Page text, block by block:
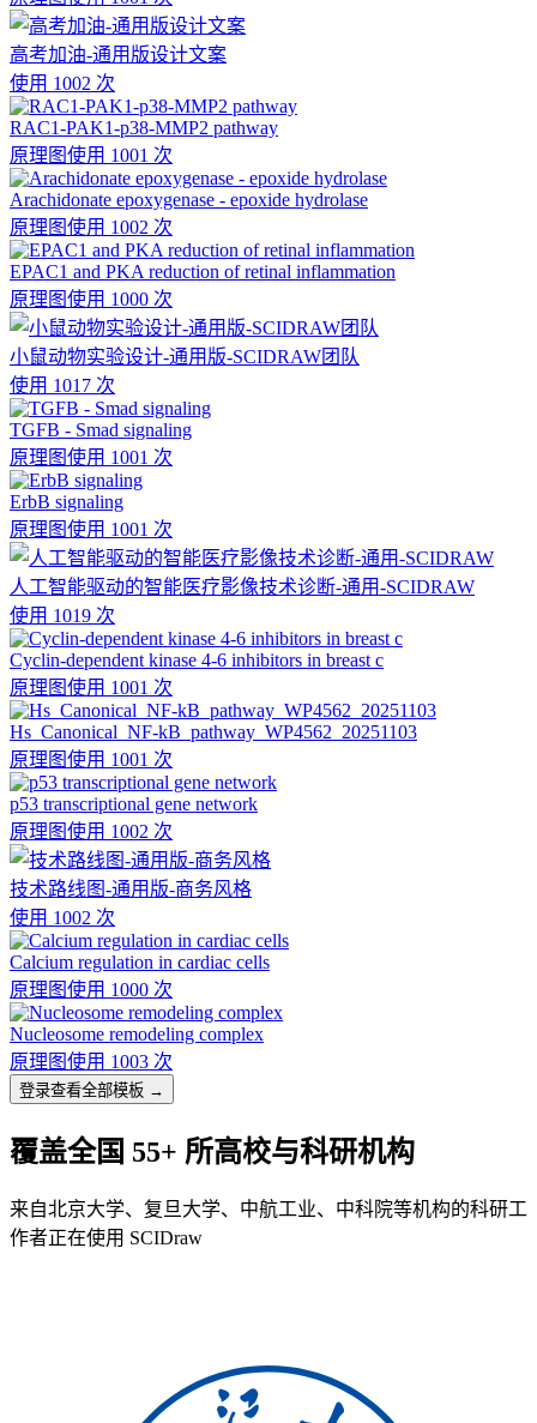
高考加油-通用版设计文案
使用 1002 次
RAC1-PAK1-p38-MMP2 pathway
原理图使用 1001 次
Arachidonate epoxygenase - epoxide hydrolase
原理图使用 1002 次
EPAC1 and PKA reduction of retinal inflammation
原理图使用 1000 次
小鼠动物实验设计-通用版-SCIDRAW团队
使用 1017 次
TGFB - Smad signaling
原理图使用 1001 次
ErbB signaling
原理图使用 1001 次
人工智能驱动的智能医疗影像技术诊断-通用-SCIDRAW
使用 1019 次
Cyclin-dependent kinase 4-6 inhibitors in breast c
原理图使用 1001 次
Hs_Canonical_NF-kB_pathway_WP4562_20251103
原理图使用 1001 次
p53 transcriptional gene network
原理图使用 1002 次
技术路线图-通用版-商务风格
使用 1002 次
Calcium regulation in cardiac cells
原理图使用 1000 次
Nucleosome remodeling complex
原理图使用 1003 次
登录查看全部模板 →
覆盖全国 55+ 所高校与科研机构
来自北京大学、复旦大学、中航工业、中科院等机构的科研工
作者正在使用 SCIDraw